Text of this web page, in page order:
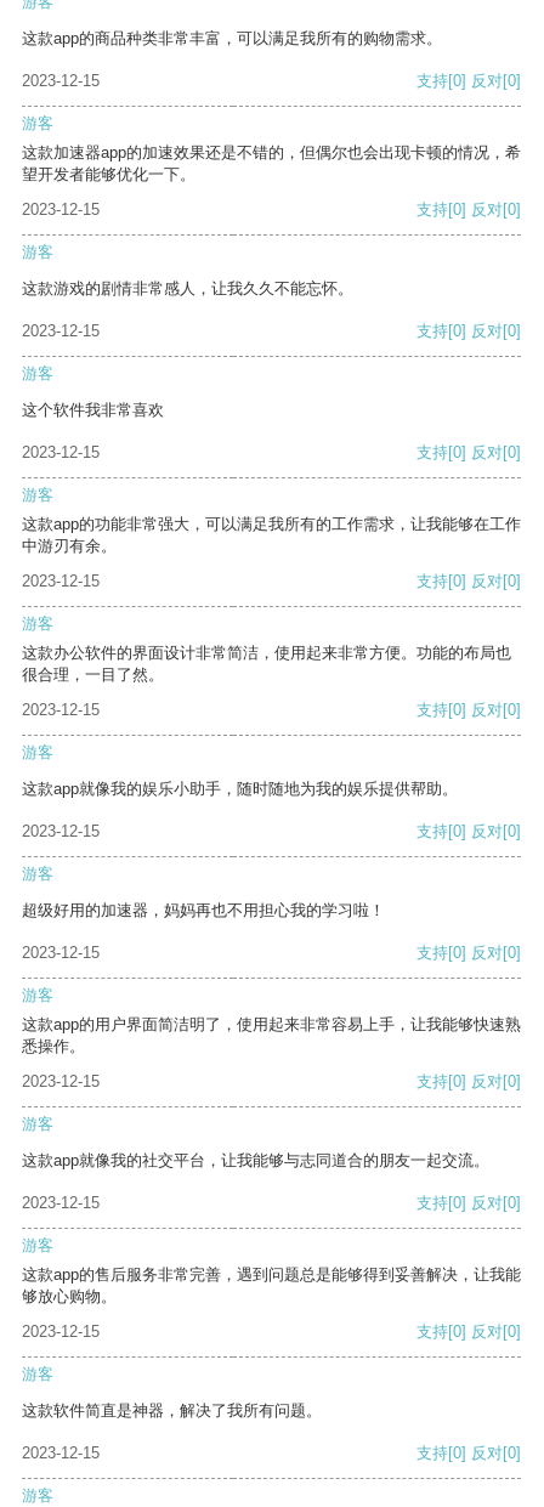
这款app的商品种类非常丰富，可以满足我所有的购物需求。
2023-12-15 支持[0] 反对[0]
游客
这款加速器app的加速效果还是不错的，但偶尔也会出现卡顿的情况，希
望开发者能够优化一下。
2023-12-15
支持[0] 反对[0]
游客
这款游戏的剧情非常感人，让我久久不能忘怀。
2023-12-15 支持[0] 反对[0]
游客
这个软件我非常喜欢
2023-12-15 支持[0] 反对[0]
游客
这款app的功能非常强大，可以满足我所有的工作需求，让我能够在工作
中游刃有余。
2023-12-15
支持[0] 反对[0]
游客
这款办公软件的界面设计非常简洁，使用起来非常方便。功能的布局也
很合理，一目了然。
2023-12-15
支持[0] 反对[0]
游客
这款app就像我的娱乐小助手，随时随地为我的娱乐提供帮助。
2023-12-15 支持[0] 反对[0]
游客
超级好用的加速器，妈妈再也不用担心我的学习啦！
2023-12-15 支持[0] 反对[0]
游客
这款app的用户界面简洁明了，使用起来非常容易上手，让我能够快速熟
悉操作。
2023-12-15
支持[0] 反对[0]
游客
这款app就像我的社交平台，让我能够与志同道合的朋友一起交流。
2023-12-15 支持[0] 反对[0]
游客
这款app的售后服务非常完善，遇到问题总是能够得到妥善解决，让我能
够放心购物。
2023-12-15
支持[0] 反对[0]
游客
这款软件简直是神器，解决了我所有问题。
2023-12-15 支持[0] 反对[0]
游客